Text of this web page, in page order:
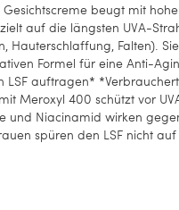
Gesichtscreme beugt mit
auf die längsten UVA-
Hauterschlaffung, Falten).
Formel für eine Anti-
auftragen*
Meroxyl 400 schützt vor
und Niacinamid wirken
spüren den LSF nicht